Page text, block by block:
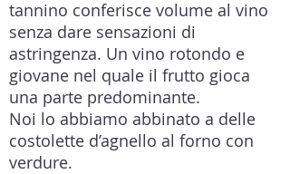
tannino conferisce volume al vino
senza dare sensazioni di
astringenza. Un vino rotondo e
giovane nel quale il frutto gioca
una parte predominante.
Noi lo abbiamo abbinato a delle
costolette d’agnello al forno con
verdure.